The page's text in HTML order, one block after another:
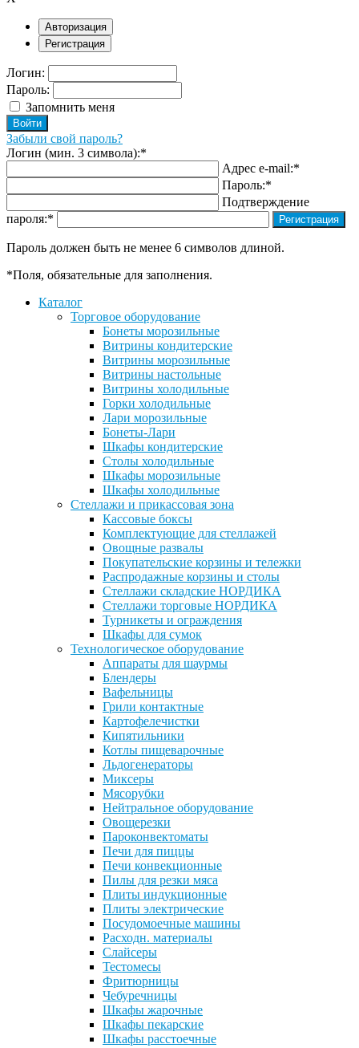
Авторизация
Регистрация
Логин:
Пароль:
Запомнить меня
Забыли свой пароль?
Логин (мин. 3 символа):*
Адрес e-mail:*
Пароль:*
Подтверждение
пароля:*
Пароль должен быть не менее 6 символов длиной.
*Поля, обязательные для заполнения.
Каталог
Торговое оборудование
Бонеты морозильные
Витрины кондитерские
Витрины морозильные
Витрины настольные
Витрины холодильные
Горки холодильные
Лари морозильные
Бонеты-Лари
Шкафы кондитерские
Столы холодильные
Шкафы морозильные
Шкафы холодильные
Стеллажи и прикассовая зона
Кассовые боксы
Комплектующие для стеллажей
Овощные развалы
Покупательские корзины и тележки
Распродажные корзины и столы
Стеллажи складские НОРДИКА
Стеллажи торговые НОРДИКА
Турникеты и ограждения
Шкафы для сумок
Технологическое оборудование
Аппараты для шаурмы
Блендеры
Вафельницы
Грили контактные
Картофелечистки
Кипятильники
Котлы пищеварочные
Льдогенераторы
Миксеры
Мясорубки
Нейтральное оборудование
Овощерезки
Пароконвектоматы
Печи для пиццы
Печи конвекционные
Пилы для резки мяса
Плиты индукционные
Плиты электрические
Посудомоечные машины
Расходн. материалы
Слайсеры
Тестомесы
Фритюрницы
Чебуречницы
Шкафы жарочные
Шкафы пекарские
Шкафы расстоечные